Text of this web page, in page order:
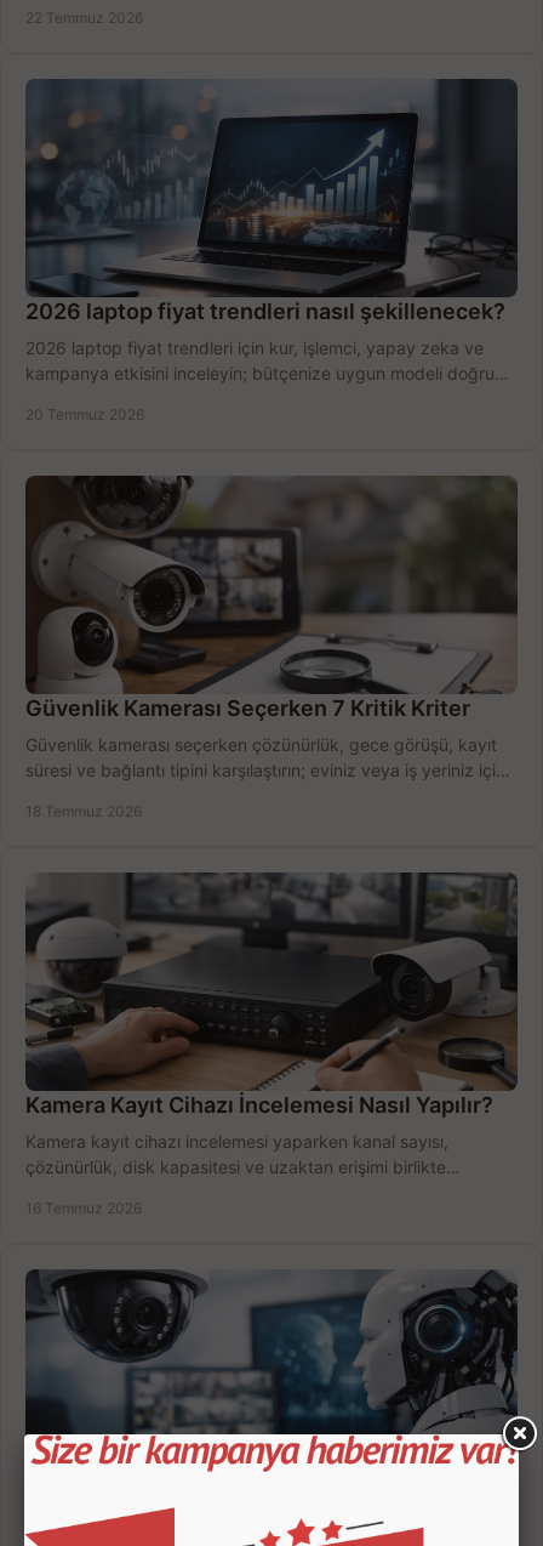
22 Temmuz 2026
2026 laptop fiyat trendleri nasıl şekillenecek?
2026 laptop fiyat trendleri için kur, işlemci, yapay zeka ve
kampanya etkisini inceleyin; bütçenize uygun modeli doğru
20 Temmuz 2026
Güvenlik Kamerası Seçerken 7 Kritik Kriter
Güvenlik kamerası seçerken çözünürlük, gece görüşü, kayıt
süresi ve bağlantı tipini karşılaştırın; eviniz veya iş yeriniz için
18 Temmuz 2026
Kamera Kayıt Cihazı İncelemesi Nasıl Yapılır?
Kamera kayıt cihazı incelemesi yaparken kanal sayısı,
çözünürlük, disk kapasitesi ve uzaktan erişimi birlikte
16 Temmuz 2026
Yapay Zekalı Güvenlik Kameraları Nasıl Seçilir?
Yapay zekalı güvenlik kameraları; insan, araç ve hareket